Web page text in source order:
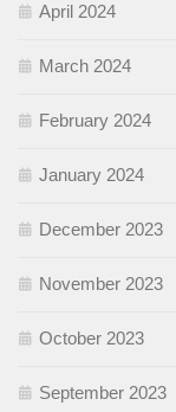
April 2024
March 2024
February 2024
January 2024
December 2023
November 2023
October 2023
September 2023